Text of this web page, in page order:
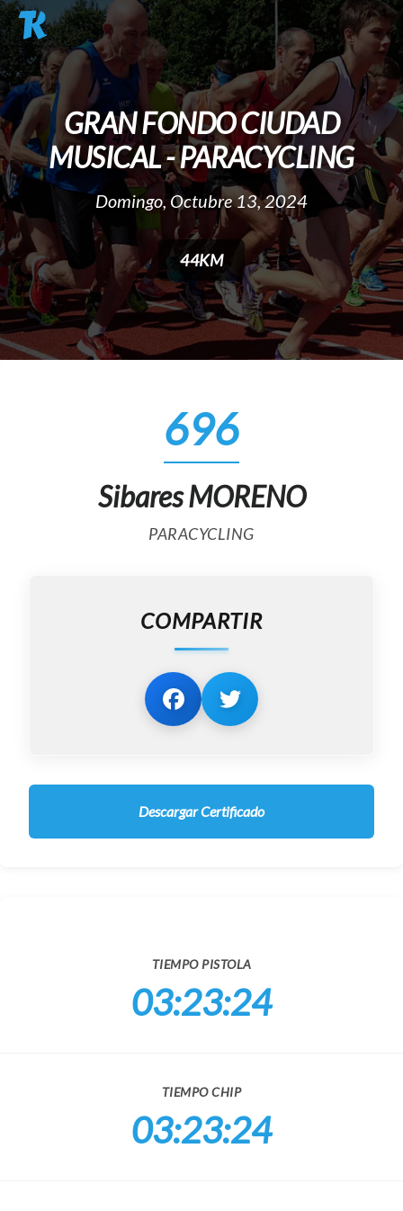
Pasar al contenido principal
GRAN FONDO CIUDAD
MUSICAL - PARACYCLING
Domingo, Octubre 13, 2024
44KM
696
Sibares MORENO
PARACYCLING
COMPARTIR
Descargar Certificado
TIEMPO PISTOLA
03:23:24
TIEMPO CHIP
03:23:24